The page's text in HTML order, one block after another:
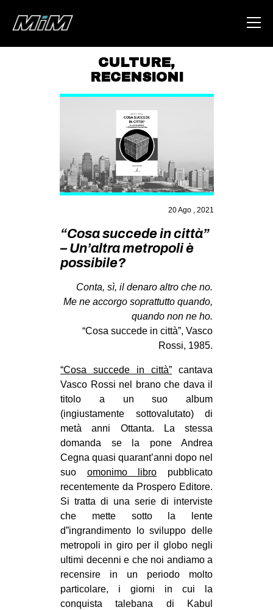
HOME
AREA
DEGENERAZIONE
GAZA FREESTYLE
CSOA LAMBRETTA
STUDENTI TSUNAMI
ZAM
MOBILITAZIONI
SPAZI
SPORT POPOLARE
MOVIMENTI
AMBIENTE
ANTIFASCISMO
DIRITTO ALL’ABITARE
GENERI
MIGRAZIONI
PRECARIATO
REPRESSIONE
STUDENTI
CULTURE
ARTE
CINEMA
CULTURE,
RECENSIONI
20 Ago , 2021
“Cosa succede in città”
– Un’altra metropoli è
possibile?
Conta, sì, il denaro altro che no.
Me ne accorgo soprattutto quando,
quando non ne ho.
“Cosa succede in città”, Vasco
Rossi, 1985.
“Cosa succede in città” cantava
Vasco Rossi nel brano che dava il
titolo a un suo album
(ingiustamente sottovalutato) di
metà anni Ottanta. La stessa
domanda se la pone Andrea
Cegna quasi quarant’anni dopo nel
suo omonimo libro pubblicato
recentemente da Prospero Editore.
Si tratta di una serie di interviste
che mette sotto la lente
d”ingrandimento lo sviluppo delle
metropoli in giro per il globo negli
ultimi decenni e che noi andiamo a
recensire in un periodo molto
particolare, i giorni in cui la
conquista talebana di Kabul